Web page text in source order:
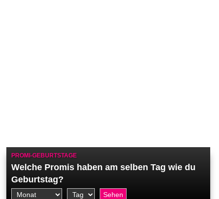
PROMI-GEBURTSTAGE
Welche Promis haben am selben Tag wie du
Geburtstag?